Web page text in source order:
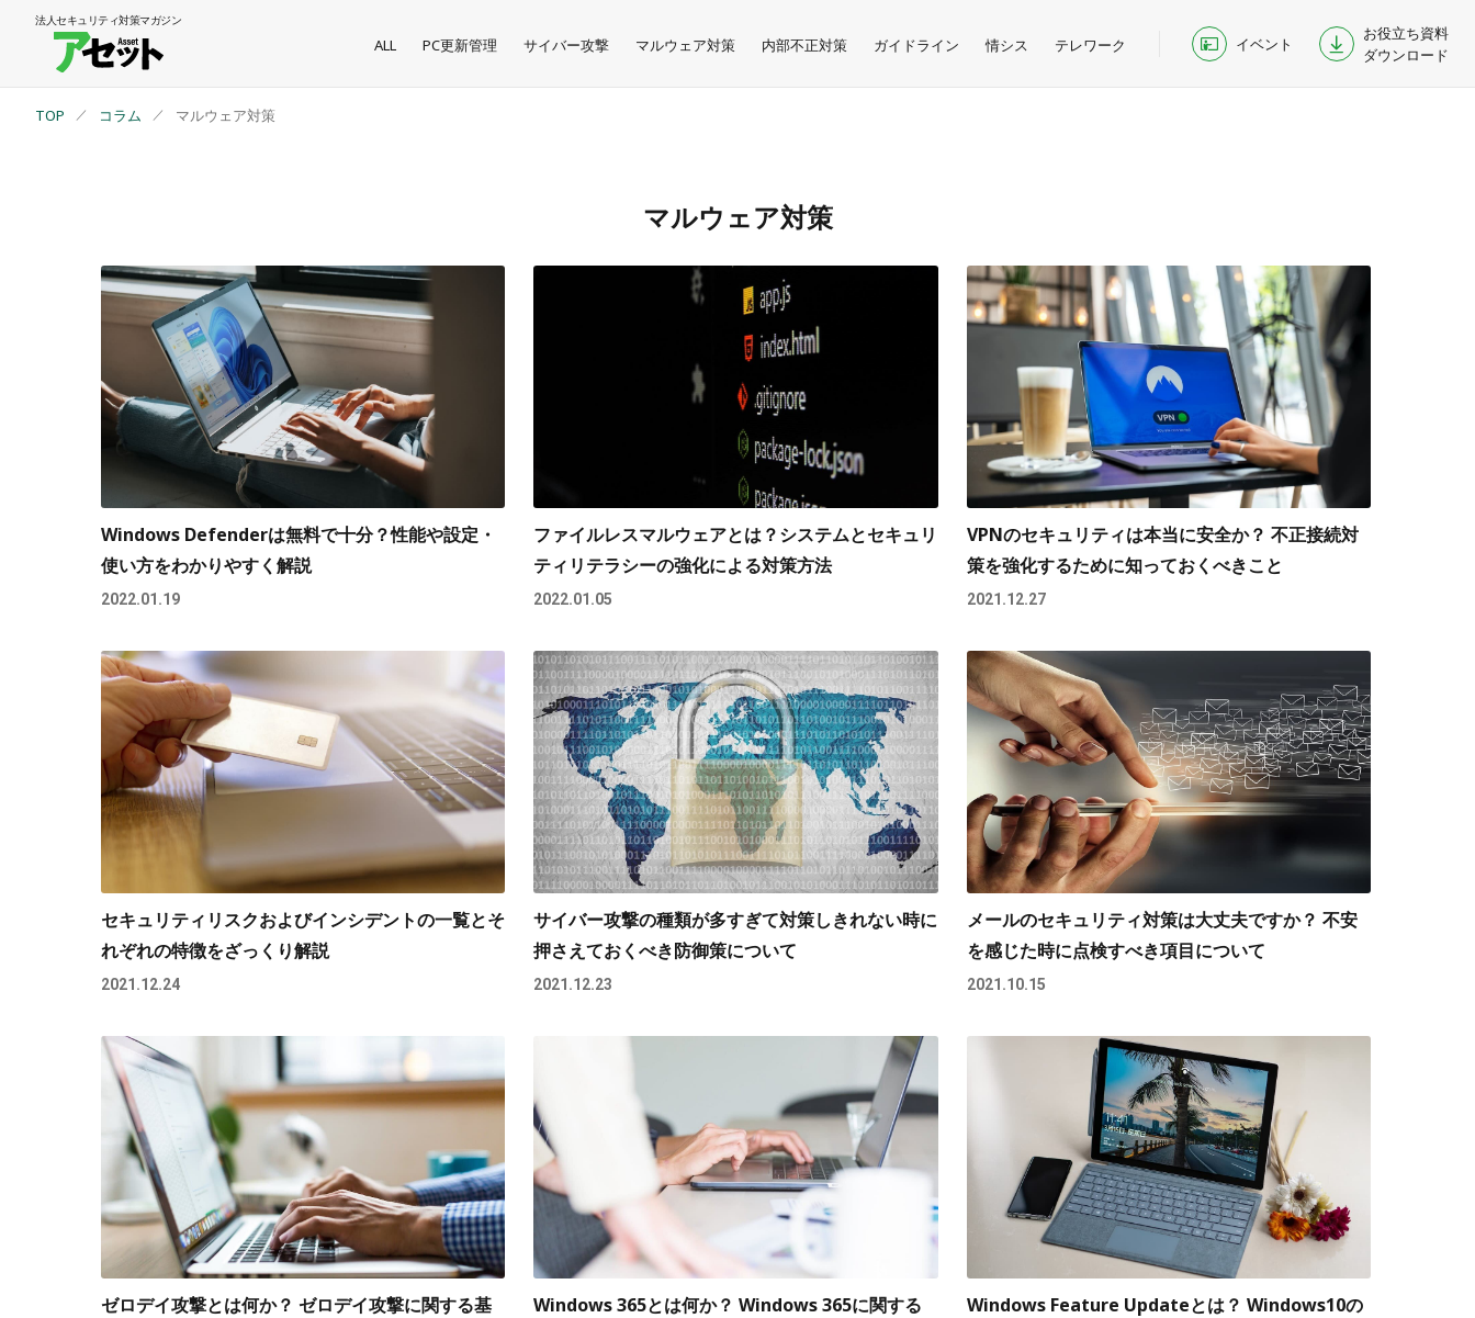
法人セキュリティ対策マガジン
ALL PC更新管理 サイバー攻撃 マルウェア対策 内部不正対策 ガイドライン 情シス テレワーク イベント
お役立ち資料
ダウンロード
TOP コラム マルウェア対策
マルウェア対策
Windows Defenderは無料で十分？性能や設定・
使い方をわかりやすく解説
2022.01.19
ファイルレスマルウェアとは？システムとセキュリ
ティリテラシーの強化による対策方法
2022.01.05
VPNのセキュリティは本当に安全か？ 不正接続対
策を強化するために知っておくべきこと
2021.12.27
セキュリティリスクおよびインシデントの一覧とそ
れぞれの特徴をざっくり解説
2021.12.24
サイバー攻撃の種類が多すぎて対策しきれない時に
押さえておくべき防御策について
2021.12.23
メールのセキュリティ対策は大丈夫ですか？ 不安
を感じた時に点検すべき項目について
2021.10.15
ゼロデイ攻撃とは何か？ ゼロデイ攻撃に関する基
Windows 365とは何か？ Windows 365に関する
Windows Feature Updateとは？ Windows10の